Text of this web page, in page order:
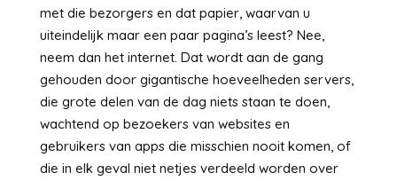
met die bezorgers en dat papier, waarvan u
uiteindelijk maar een paar pagina’s leest? Nee,
neem dan het internet. Dat wordt aan de gang
gehouden door gigantische hoeveelheden servers,
die grote delen van de dag niets staan te doen,
wachtend op bezoekers van websites en
gebruikers van apps die misschien nooit komen, of
die in elk geval niet netjes verdeeld worden over